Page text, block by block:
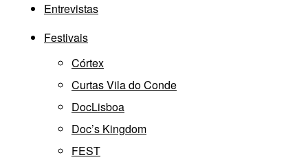
Entrevistas
Festivais
Córtex
Curtas Vila do Conde
DocLisboa
Doc’s Kingdom
FEST